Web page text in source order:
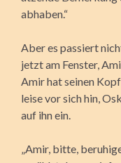
abhaben.“
Aber es passiert
jetzt am Fenster,
Amir hat seinen
leise vor sich hin,
auf ihn ein.
„Amir, bitte,